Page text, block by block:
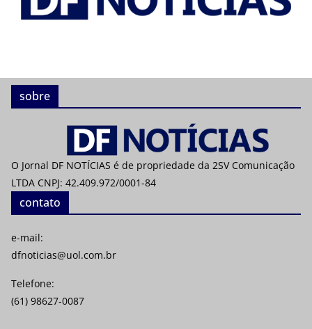
sobre
O Jornal DF NOTÍCIAS é de propriedade da 2SV Comunicação
LTDA CNPJ: 42.409.972/0001-84
contato
e-mail:
dfnoticias@uol.com.br
Telefone:
(61) 98627-0087